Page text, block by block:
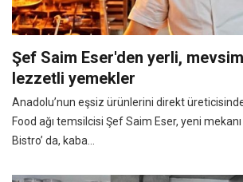
Şef Saim Eser'den yerli,
lezzetli yemekler
Anadolu’nun eşsiz ürünlerini direkt
Food ağı temsilcisi Şef Saim Eser, yeni
Bistro’ da, kaba...